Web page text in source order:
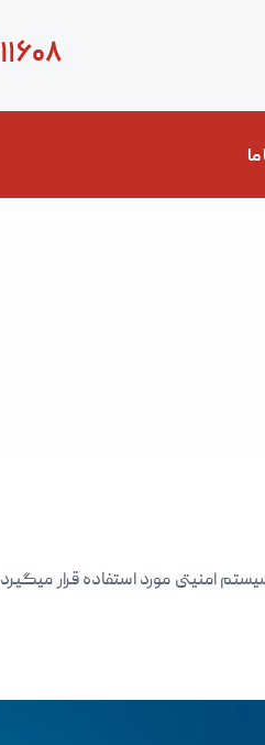
۰۲۱-
ما
مورد استفاده قرار میگیرد